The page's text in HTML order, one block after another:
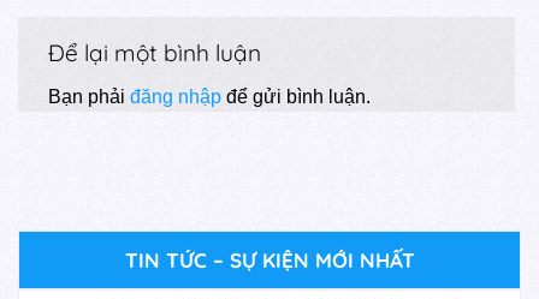
Để lại một bình luận
Bạn phải đăng nhập để gửi bình luận.
TIN TỨC – SỰ KIỆN MỚI NHẤT